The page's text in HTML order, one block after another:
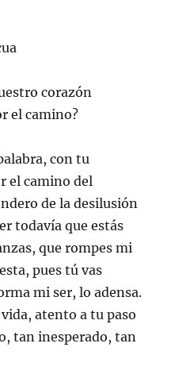
corazón
el camino?
con tu
el camino del
de la desilusión
todavía que estás
que rompes mi
pues tú vas
mi ser, lo adensa.
atento a tu paso
tan inesperado, tan